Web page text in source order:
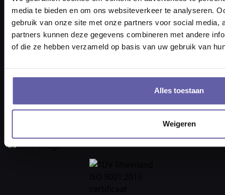
media te bieden en om ons websiteverkeer te analyseren.
gebruik van onze site met onze partners voor social media,
partners kunnen deze gegevens combineren met andere
of die ze hebben verzameld op basis van uw gebruik van
Alles toestaan
Weigeren
Coaches vinden
Loopbaancoach vinden
Relatietherapeut vinden
Psycholoog vinden
Therapie
⇨ Alle soorten coaching
⇨ Coaching info
⇨ Coachen
Kennisbank
Cookies beheren
Plan een gratis
Met een coach naar keuze. Boek
direct in de agenda.